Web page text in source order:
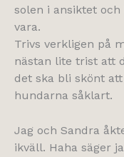
solen i ansiktet
vara.
Trivs verkligen på
nästan lite trist att
det ska bli skönt
hundarna såklart.
Jag och Sandra
ikväll. Haha säger